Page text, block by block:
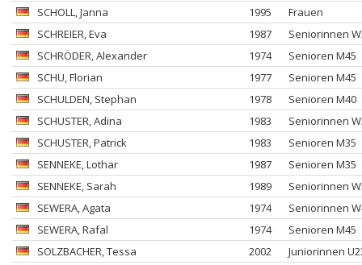
SCHOLL, Janna 1995
Frauen
SCHREIER, Eva 1987
Seniorinnen
SCHRÖDER, Alexander 1974
Senioren M45
SCHU, Florian 1977
Senioren M45
SCHULDEN, Stephan 1978
Senioren M40
SCHUSTER, Adina 1983
Seniorinnen
SCHUSTER, Patrick 1983
Senioren M35
SENNEKE, Lothar 1987
Senioren M35
SENNEKE, Sarah 1989
Seniorinnen
SEWERA, Agata 1974
Seniorinnen
SEWERA, Rafal 1974
Senioren M45
SOLZBACHER, Tessa 2002
Juniorinnen